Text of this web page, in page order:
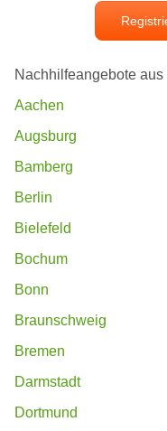
Nachhilfeangebote aus
Aachen
Augsburg
Bamberg
Berlin
Bielefeld
Bochum
Bonn
Braunschweig
Bremen
Darmstadt
Dortmund